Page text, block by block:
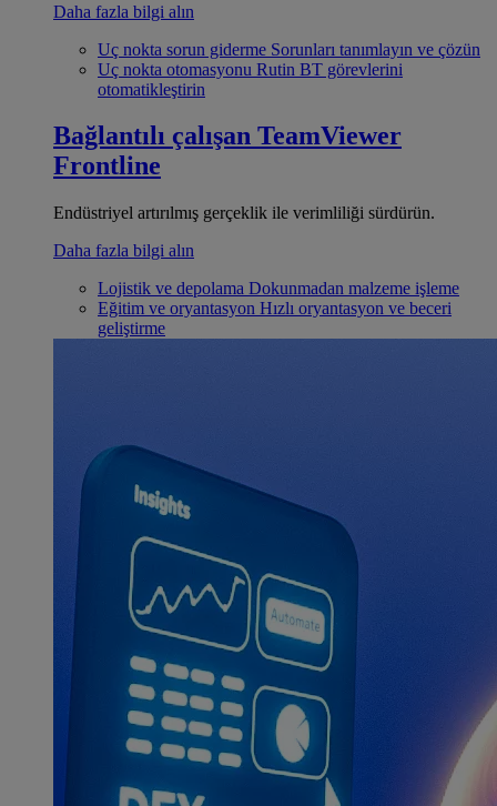
Daha fazla bilgi alın
Uç nokta sorun giderme Sorunları tanımlayın ve çözün
Uç nokta otomasyonu Rutin BT görevlerini
otomatikleştirin
Bağlantılı çalışan TeamViewer
Frontline
Endüstriyel artırılmış gerçeklik ile verimliliği sürdürün.
Daha fazla bilgi alın
Lojistik ve depolama Dokunmadan malzeme işleme
Eğitim ve oryantasyon Hızlı oryantasyon ve beceri
geliştirme